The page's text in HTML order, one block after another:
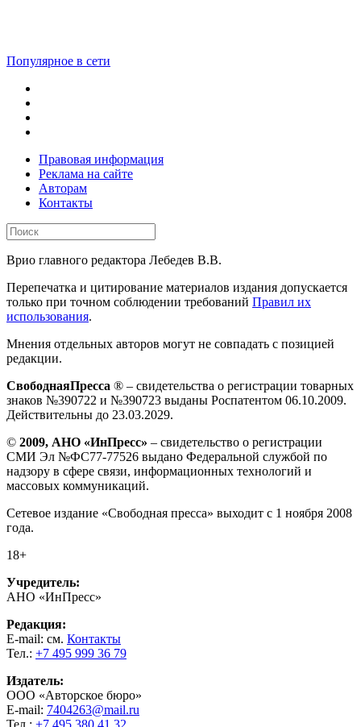
Популярное в сети
Правовая информация
Реклама на сайте
Авторам
Контакты
Врио главного редактора Лебедев В.В.
Перепечатка и цитирование материалов издания допускается
только при точном соблюдении требований Правил их
использования.
Мнения отдельных авторов могут не совпадать с позицией
редакции.
СвободнаяПресса ® – свидетельства о регистрации товарных
знаков №390722 и №390723 выданы Роспатентом 06.10.2009.
Действительны до 23.03.2029.
© 2009, АНО «ИнПресс» – свидетельство о регистрации
СМИ Эл №ФС77-77526 выдано Федеральной службой по
надзору в сфере связи, информационных технологий и
массовых коммуникаций.
Сетевое издание «Свободная пресса» выходит с 1 ноября 2008
года.
18+
Учредитель:
АНО «ИнПресс»
Редакция:
E-mail: см. Контакты
Тел.: +7 495 999 36 79
Издатель:
ООО «Авторское бюро»
E-mail: 7404263@mail.ru
Тел.: +7 495 380 41 32